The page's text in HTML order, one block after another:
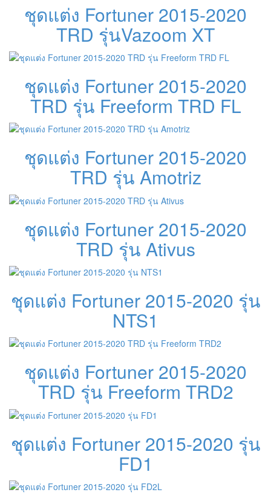
ชุดแต่ง Fortuner 2015-2020
TRD รุ่นVazoom XT
ชุดแต่ง Fortuner 2015-2020
TRD รุ่น Freeform TRD FL
ชุดแต่ง Fortuner 2015-2020
TRD รุ่น Amotriz
ชุดแต่ง Fortuner 2015-2020
TRD รุ่น Ativus
ชุดแต่ง Fortuner 2015-2020 รุ่น
NTS1
ชุดแต่ง Fortuner 2015-2020
TRD รุ่น Freeform TRD2
ชุดแต่ง Fortuner 2015-2020 รุ่น
FD1